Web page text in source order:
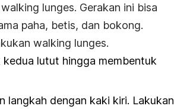
walking lunges. Gerakan ini bisa
paha, betis, dan bokong.
walking lunges.
lutut hingga membentuk
langkah dengan kaki kiri. Lakukan